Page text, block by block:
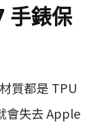
錶保
質都是 TPU
會失去 Apple